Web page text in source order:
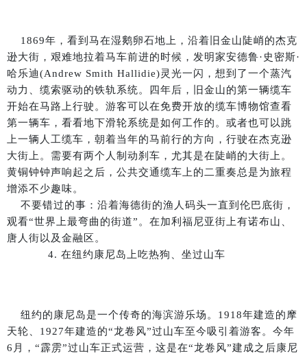
1869年，看到马在湿鹅卵石地上，沿着旧金山陡峭的杰克
逊大街，艰难地拉着马车前进的时候，发明家安德鲁·史密斯·
哈乐迪(Andrew Smith Hallidie)灵光一闪，想到了一个蒸汽
动力、缆索驱动的铁轨系统。四年后，旧金山的第一辆缆车
开始在马路上行驶。游客可以在免费开放的缆车博物馆查看
第一辆车，看看地下滑轮系统是如何工作的。或者也可以跳
上一辆人工缆车，朝着当年的马前行的方向，行驶在杰克逊
大街上。需要有两个人制动刹车，尤其是在陡峭的大街上。
黄铜钟钟声响起之后，公共交通缆车上的二重奏总是为旅程
增添不少趣味。
不要错过的事：沿着海德街的渔人码头一直到伦巴底街，
观看“世界上最弯曲的街道”。在加利福尼亚街上有诺布山、
唐人街以及金融区。
4. 在纽约康尼岛上吃热狗、坐过山车
纽约的康尼岛是一个传奇的海滨游乐场。1918年建造的摩
天轮、1927年建造的“龙卷风”过山车至今吸引着游客。今年
6月，“霹雳”过山车正式运营，这是在“龙卷风”建成之后康尼